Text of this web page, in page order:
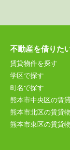
不動産を借りた
賃貸物件を探す
学区で探す
町名で探す
熊本市中央区の賃
熊本市北区の賃貸
熊本市東区の賃貸